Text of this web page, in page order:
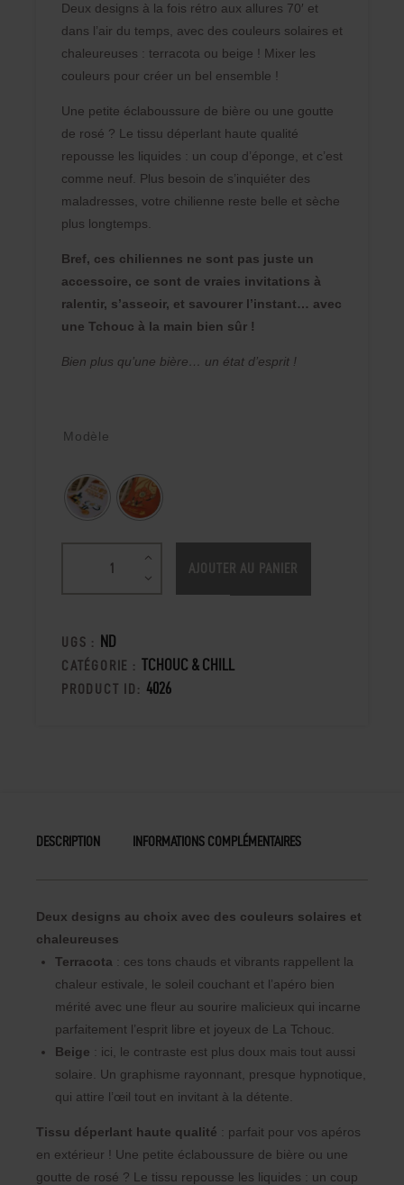
Deux designs à la fois rétro aux allures 70′ et
dans l’air du temps, avec des couleurs solaires et
chaleureuses : terracota ou beige ! Mixer les
couleurs pour créer un bel ensemble !
Une petite éclaboussure de bière ou une goutte
de rosé ? Le tissu déperlant haute qualité
repousse les liquides : un coup d’éponge, et c’est
comme neuf. Plus besoin de s’inquiéter des
maladresses, votre chilienne reste belle et sèche
plus longtemps.
Bref, ces chiliennes ne sont pas juste un
accessoire, ce sont de vraies invitations à
ralentir, s’asseoir, et savourer l’instant… avec
une Tchouc à la main bien sûr !
Bien plus qu’une bière… un état d’esprit !
Modèle
AJOUTER AU PANIER
UGS : ND
CATÉGORIE : TCHOUC & CHILL
PRODUCT ID: 4026
DESCRIPTION INFORMATIONS COMPLÉMENTAIRES
Deux designs au choix avec des couleurs solaires et
chaleureuses
Terracota : ces tons chauds et vibrants rappellent la
chaleur estivale, le soleil couchant et l’apéro bien
mérité avec une fleur au sourire malicieux qui incarne
parfaitement l’esprit libre et joyeux de La Tchouc.
Beige : ici, le contraste est plus doux mais tout aussi
solaire. Un graphisme rayonnant, presque hypnotique,
qui attire l’œil tout en invitant à la détente.
Tissu déperlant haute qualité : parfait pour vos apéros
en extérieur ! Une petite éclaboussure de bière ou une
goutte de rosé ? Le tissu repousse les liquides : un coup